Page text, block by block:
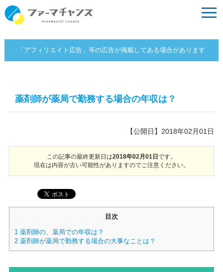
「アフィリエイト広告」等の広告が掲載してある場合があります
薬剤師が薬局で勤務する場合の年収は？
【公開日】2018年02月01日
この記事の最終更新日は2018年02月01日です。
現在は内容が古い可能性がありますのでご注意ください。
目次
1薬剤師の、薬局での年収は？
2薬剤師が薬局で勤務する場合の大事なことは？